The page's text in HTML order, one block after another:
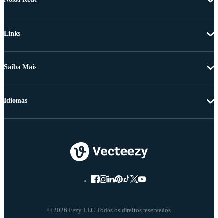
Links
Saiba Mais
© 2026 Eezy LLC Todos os direitos reservados
Idiomas